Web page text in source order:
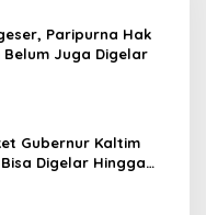
Paripurna Hak
Belum Juga Digelar
Gubernur Kaltim
Digelar Hingga